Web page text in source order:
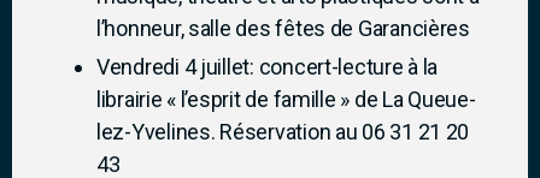
l’honneur, salle des fêtes de Garancières
Vendredi 4 juillet: concert-lecture à la
librairie « l’esprit de famille » de La Queue-
lez-Yvelines. Réservation au 06 31 21 20
43